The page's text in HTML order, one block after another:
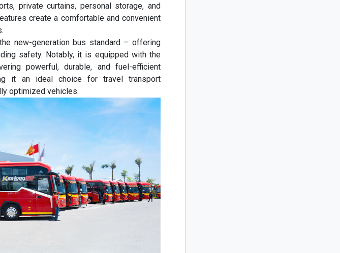
private curtains, personal storage, and
create a comfortable and convenient
new-generation bus standard – offering
safety. Notably, it is equipped with the
powerful, durable, and fuel-efficient
it an ideal choice for travel transport
optimized vehicles.